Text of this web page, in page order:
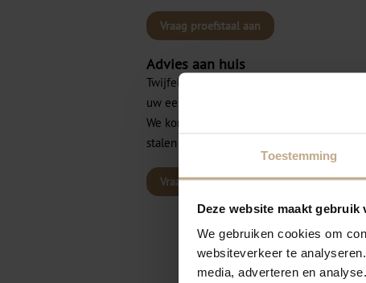
Toestemming
Deze website maakt gebruik
We gebruiken cookies om
websiteverkeer te
media, adverteren en
Vraag proefstaal aan
Advies aan huis
Twijfelt u over de kleuren of materialen en
uw een vrijblijvend advies aan huis?
We komen graag en geheel vrijblijvend met
stalen aan huis.
Vraag advies aan